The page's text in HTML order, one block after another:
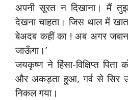
अपनी सूरत न दिखाना। मैं
देखना चाहता। जिस थाल में
बेअदब कहीं का ! अब अगर
जाऊँगा।’
जयकृष्ण ने हिंसा-विक्षिप्त
और अकड़ता हुआ, गर्व से सिर
निकल गया।